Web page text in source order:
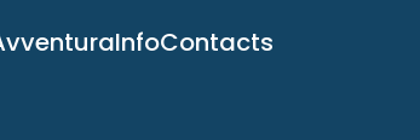
InfoContacts